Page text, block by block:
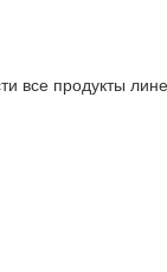
все продукты